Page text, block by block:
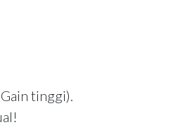
tinggi).